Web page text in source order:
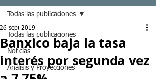
Todas las publicaciones
Noticias
Analisis y Proyecciones
Todas las publicaciones
Banxico baja la tasa
interés por segunda vez
26 sept 2019